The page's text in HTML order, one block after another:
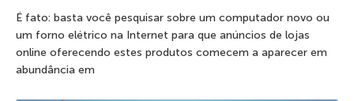
É fato: basta você pesquisar sobre um computador novo ou
um forno elétrico na Internet para que anúncios de lojas
online oferecendo estes produtos comecem a aparecer em
abundância em